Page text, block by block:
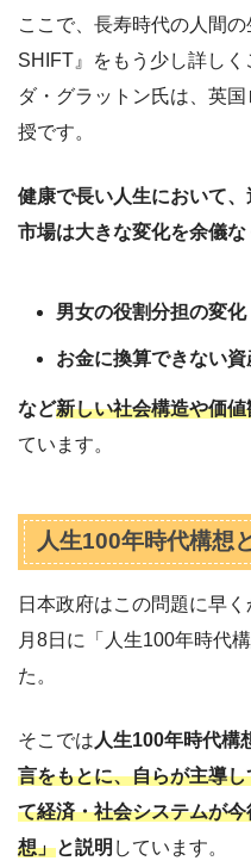
ここで、長寿時代の人間
SHIFT』をもう少し詳し
ダ・グラットン氏は、英
授です。
健康で長い人生において
市場は大きな変化を余儀な
男女の役割分担の変化
お金に換算できない
など新しい社会構造や価
ています。
人生100年時代構想
日本政府はこの問題に早
月8日に「人生100年時代
た。
そこでは人生100年時代構
言をもとに、自らが主導
て経済・社会システムが
想」と説明 しています。